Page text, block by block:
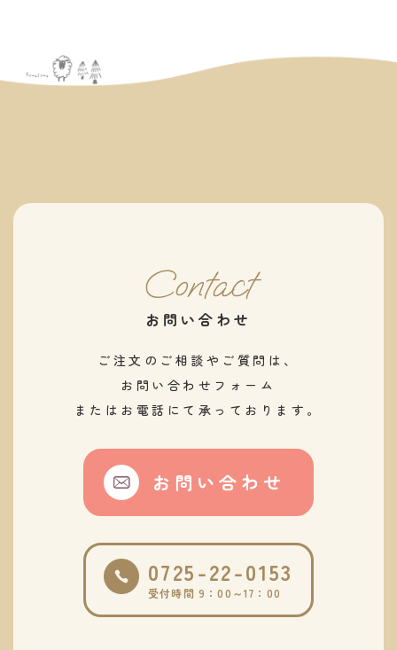
Contact
お問い合わせ
ご注文のご相談やご質問は、
お問い合わせフォーム
またはお電話にて承っております。
お問い合わせ
0725-22-0153
受付時間 9：00～17：00